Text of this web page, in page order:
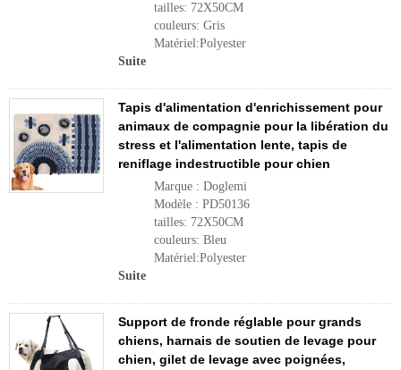
tailles: 72X50CM
couleurs: Gris
Matériel:Polyester
Suite
Tapis d'alimentation d'enrichissement pour
animaux de compagnie pour la libération du
stress et l'alimentation lente, tapis de
reniflage indestructible pour chien
Marque : Doglemi
Modèle : PD50136
tailles: 72X50CM
couleurs: Bleu
Matériel:Polyester
Suite
Support de fronde réglable pour grands
chiens, harnais de soutien de levage pour
chien, gilet de levage avec poignées,